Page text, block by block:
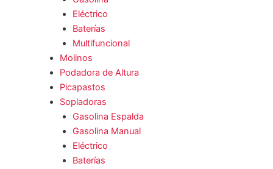
Eléctrico
Baterías
Multifuncional
Molinos
Podadora de Altura
Picapastos
Sopladoras
Gasolina Espalda
Gasolina Manual
Eléctrico
Baterías